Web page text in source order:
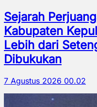
Sejarah
Kabupaten
Lebih dari
Dibukukan
7 Agustus 2026 00.02